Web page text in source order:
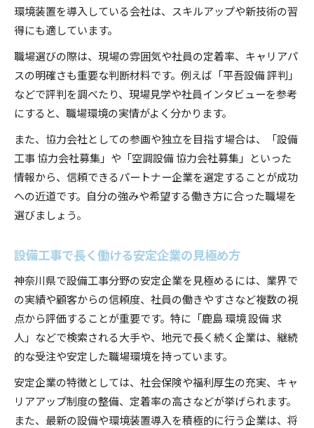
環境装置を導入している会社は、スキルアップや新技術の習
得にも適しています。
職場選びの際は、現場の雰囲気や社員の定着率、キャリアパ
スの明確さも重要な判断材料です。例えば「平吾設備 評判」
などで評判を調べたり、現場見学や社員インタビューを参考
にすると、職場環境の実情がよく分かります。
また、協力会社としての参画や独立を目指す場合は、「設備
工事 協力会社募集」や「空調設備 協力会社募集」といった
情報から、信頼できるパートナー企業を選定することが成功
への近道です。自分の強みや希望する働き方に合った職場を
選びましょう。
設備工事で長く働ける安定企業の見極め方
神奈川県で設備工事分野の安定企業を見極めるには、業界で
の実績や顧客からの信頼度、社員の働きやすさなど複数の視
点から評価することが重要です。特に「鹿島 環境 設備 求
人」などで検索される大手や、地元で長く続く企業は、継続
的な受注や安定した職場環境を持っています。
安定企業の特徴としては、社会保険や福利厚生の充実、キャ
リアアップ制度の整備、定着率の高さなどが挙げられます。
また、最新の設備や環境装置導入を積極的に行う企業は、将